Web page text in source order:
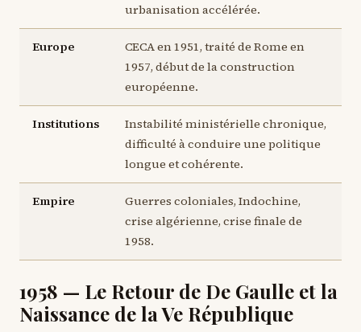
urbanisation accélérée.
Europe
CECA en 1951, traité de Rome en
1957, début de la construction
européenne.
Institutions
Instabilité ministérielle chronique,
difficulté à conduire une politique
longue et cohérente.
Empire
Guerres coloniales, Indochine,
crise algérienne, crise finale de
1958.
1958 — Le Retour de De Gaulle et la
Naissance de la Ve République